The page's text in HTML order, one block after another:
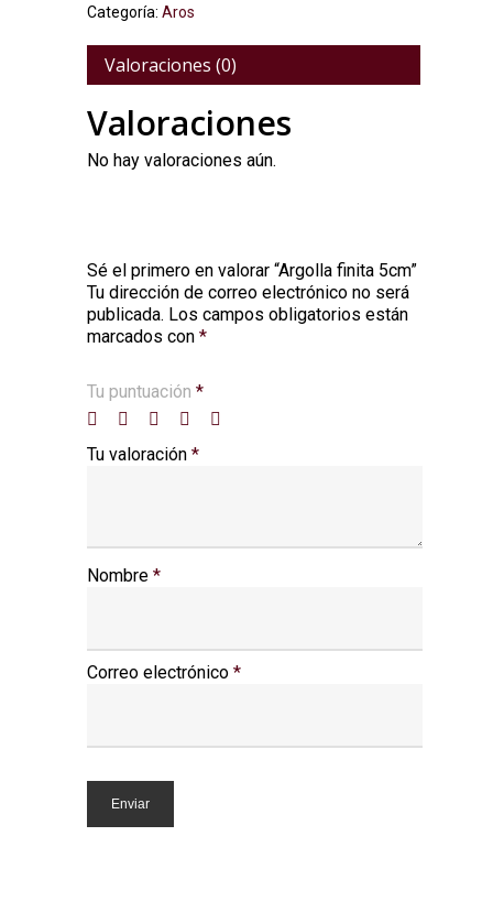
Categoría: Aros
Valoraciones (0)
Valoraciones
No hay valoraciones aún.
Sé el primero en valorar “Argolla finita 5cm”
Tu dirección de correo electrónico no será
publicada. Los campos obligatorios están
marcados con *
Tu puntuación *
Tu valoración *
Nombre *
Correo electrónico *
Alternative: